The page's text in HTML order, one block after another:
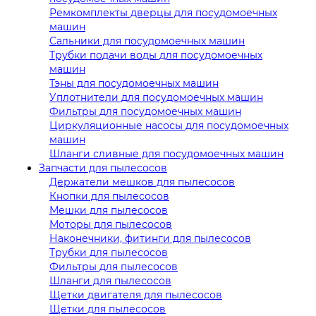
Ремкомплекты дверцы для посудомоечных
машин
Сальники для посудомоечных машин
Трубки подачи воды для посудомоечных
машин
Тэны для посудомоечных машин
Уплотнители для посудомоечных машин
Фильтры для посудомоечных машин
Циркуляционные насосы для посудомоечных
машин
Шланги сливные для посудомоечных машин
Запчасти для пылесосов
Держатели мешков для пылесосов
Кнопки для пылесосов
Мешки для пылесосов
Моторы для пылесосов
Наконечники, фитинги для пылесосов
Трубки для пылесосов
Фильтры для пылесосов
Шланги для пылесосов
Щетки двигателя для пылесосов
Щетки для пылесосов